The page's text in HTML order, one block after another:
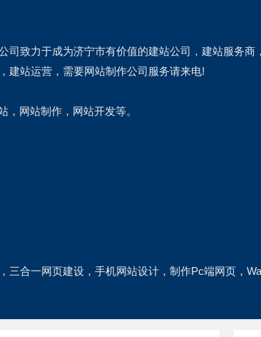
致力于成为济宁市有价值的建站公司，建站服务
建站运营，需要网站制作公司服务请来电!
网站制作，网站开发等。
合一网页建设，手机网站设计，制作Pc端网页，